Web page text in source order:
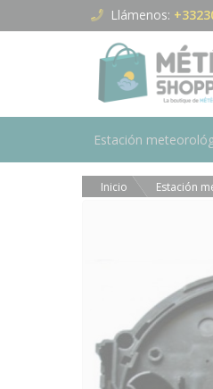
Llámenos:
Estación
Inicio Estación
Panel de gestión de cookies